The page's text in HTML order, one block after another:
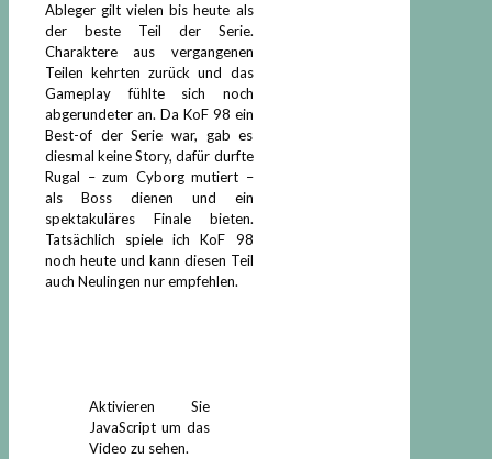
Ableger gilt vielen bis heute als
der beste Teil der Serie.
Charaktere aus vergangenen
Teilen kehrten zurück und das
Gameplay fühlte sich noch
abgerundeter an. Da KoF 98 ein
Best-of der Serie war, gab es
diesmal keine Story, dafür durfte
Rugal – zum Cyborg mutiert –
als Boss dienen und ein
spektakuläres Finale bieten.
Tatsächlich spiele ich KoF 98
noch heute und kann diesen Teil
auch Neulingen nur empfehlen.
Aktivieren Sie
JavaScript um das
Video zu sehen.